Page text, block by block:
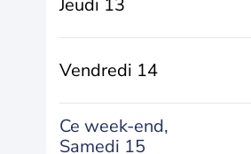
Jeudi 13
Vendredi 14
Ce week-end,
Samedi 15